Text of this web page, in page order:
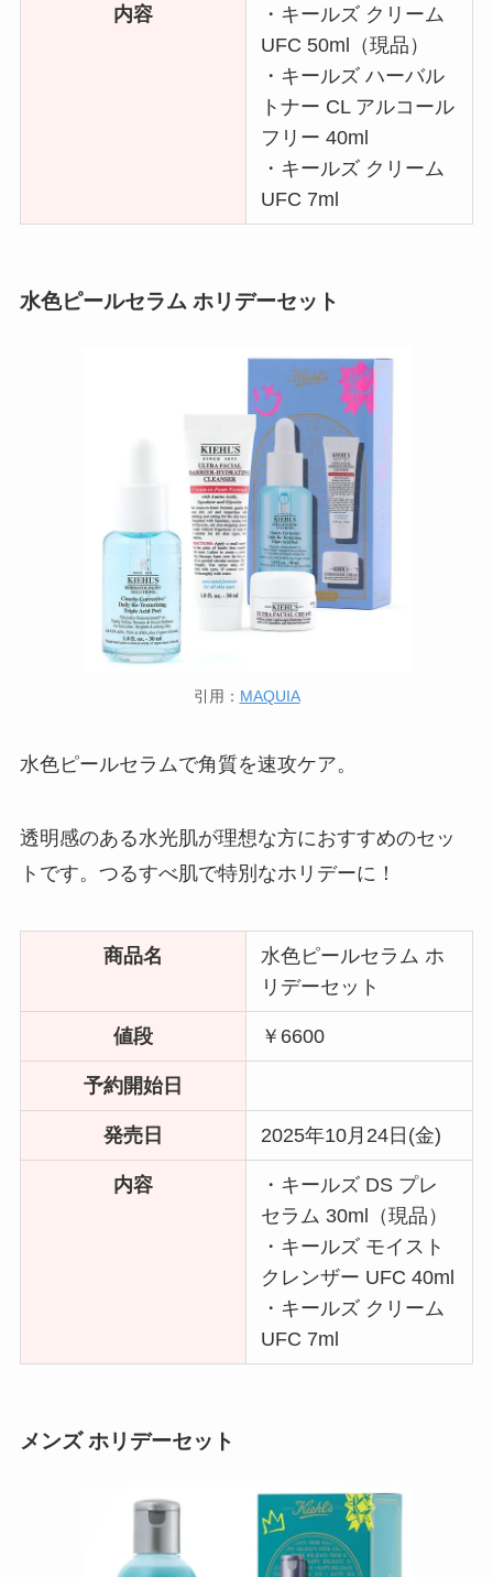
内容
・キールズ クリーム
UFC 50ml（現品）
・キールズ ハーバル
トナー CL アルコール
フリー 40ml
・キールズ クリーム
UFC 7ml
水色ピールセラム ホリデーセット
引用： MAQUIA
水色ピールセラムで角質を速攻ケア。
透明感のある水光肌が理想な方におすすめのセッ
トです。つるすべ肌で特別なホリデーに！
商品名
水色ピールセラム ホ
リデーセット
値段 ￥6600
予約開始日
発売日 2025年10月24日(金)
内容
・キールズ DS プレ
セラム 30ml（現品）
・キールズ モイスト
クレンザー UFC 40ml
・キールズ クリーム
UFC 7ml
メンズ ホリデーセット